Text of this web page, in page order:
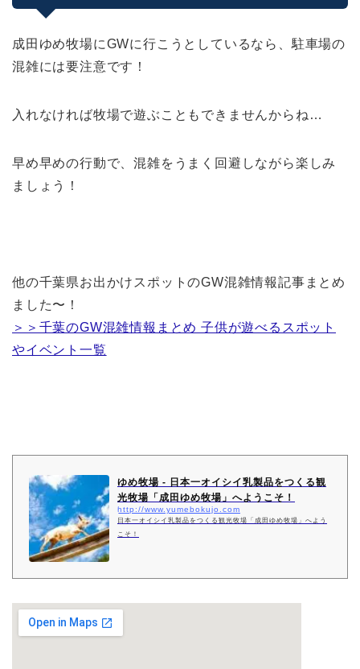
成田ゆめ牧場にGWに行こうとしているなら、駐車場の
混雑には要注意です！
入れなければ牧場で遊ぶこともできませんからね…
早め早めの行動で、混雑をうまく回避しながら楽しみ
ましょう！
他の千葉県お出かけスポットのGW混雑情報記事まとめ
ました〜！
＞＞千葉のGW混雑情報まとめ 子供が遊べるスポット
やイベント一覧
ゆめ牧場 - 日本一オイシイ乳製品をつくる観
光牧場「成田ゆめ牧場」へようこそ！
http://www.yumebokujo.com
日本一オイシイ乳製品をつくる観光牧場「成田ゆめ牧場」へよう
こそ！